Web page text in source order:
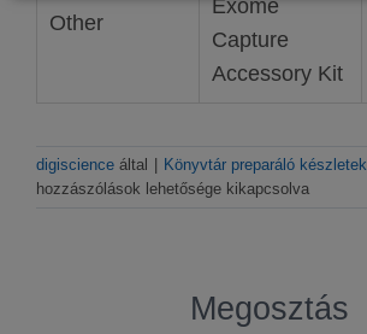
Other
Exome
Capture
Accessory Kit
digiscience által | Könyvtár preparáló készletek
hozzászólások lehetősége kikapcsolva
Megosztás